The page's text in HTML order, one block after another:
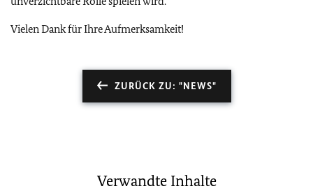
Vielen Dank für Ihre Aufmerksamkeit!
ZURÜCK ZU: "NEWS"
Verwandte Inhalte